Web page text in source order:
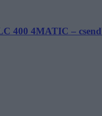
400 4MATIC –